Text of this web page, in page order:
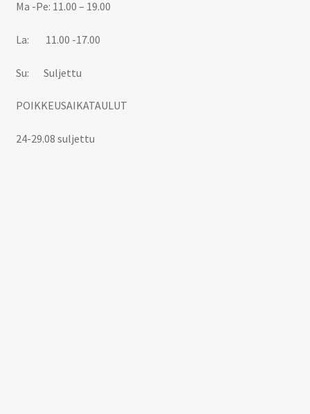
Ma -Pe: 11.00 – 19.00
La: 11.00 -17.00
Su: Suljettu
POIKKEUSAIKATAULUT
24-29.08 suljettu